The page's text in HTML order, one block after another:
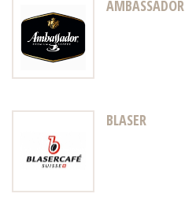
AMBASSADOR
BLASER